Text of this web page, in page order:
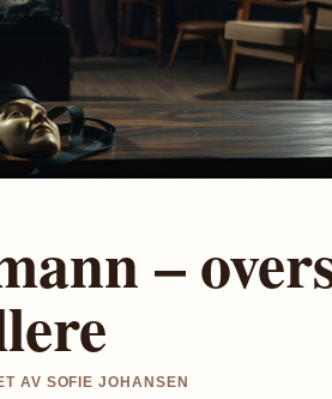
–
AV SOFIE JOHANSEN